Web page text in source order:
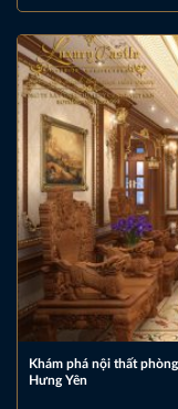
Khám phá nội thất
Hưng Yên